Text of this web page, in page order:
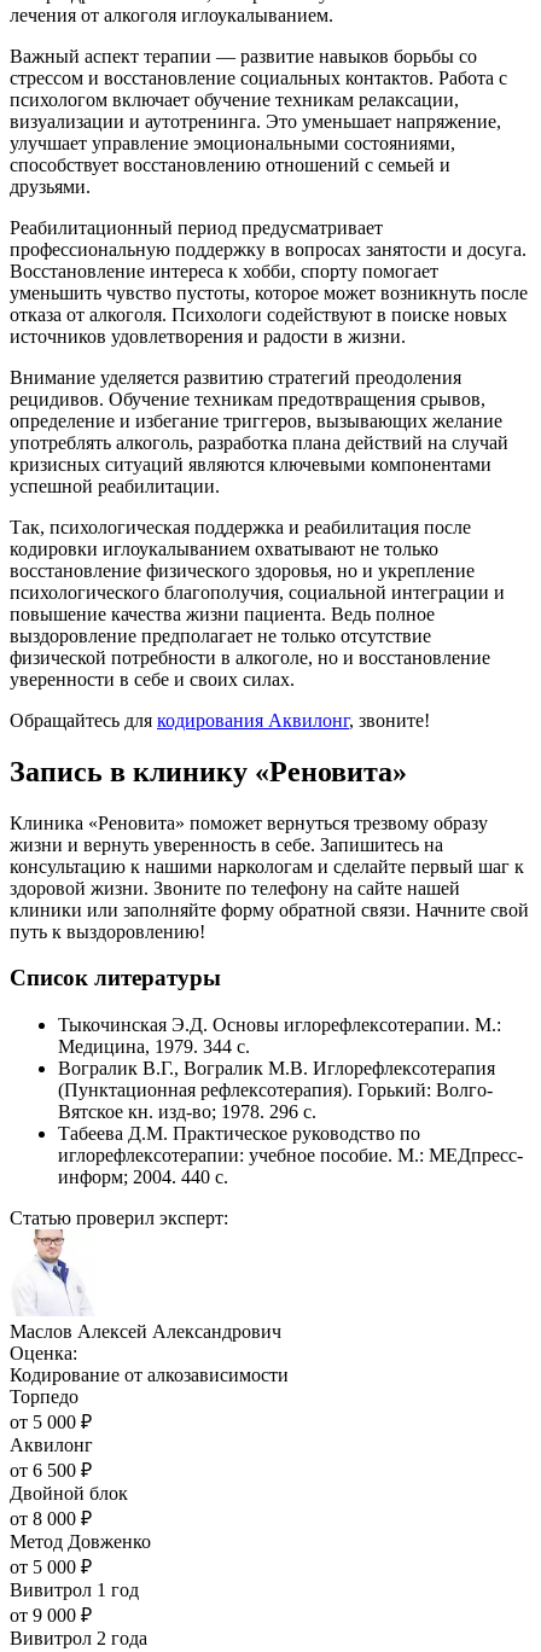
лечения от алкоголя иглоукалыванием.
Важный аспект терапии — развитие навыков борьбы со
стрессом и восстановление социальных контактов. Работа с
психологом включает обучение техникам релаксации,
визуализации и аутотренинга. Это уменьшает напряжение,
улучшает управление эмоциональными состояниями,
способствует восстановлению отношений с семьей и
друзьями.
Реабилитационный период предусматривает
профессиональную поддержку в вопросах занятости и досуга.
Восстановление интереса к хобби, спорту помогает
уменьшить чувство пустоты, которое может возникнуть после
отказа от алкоголя. Психологи содействуют в поиске новых
источников удовлетворения и радости в жизни.
Внимание уделяется развитию стратегий преодоления
рецидивов. Обучение техникам предотвращения срывов,
определение и избегание триггеров, вызывающих желание
употреблять алкоголь, разработка плана действий на случай
кризисных ситуаций являются ключевыми компонентами
успешной реабилитации.
Так, психологическая поддержка и реабилитация после
кодировки иглоукалыванием охватывают не только
восстановление физического здоровья, но и укрепление
психологического благополучия, социальной интеграции и
повышение качества жизни пациента. Ведь полное
выздоровление предполагает не только отсутствие
физической потребности в алкоголе, но и восстановление
уверенности в себе и своих силах.
Обращайтесь для кодирования Аквилонг, звоните!
Запись в клинику «Реновита»
Клиника «Реновита» поможет вернуться трезвому образу
жизни и вернуть уверенность в себе. Запишитесь на
консультацию к нашими наркологам и сделайте первый шаг к
здоровой жизни. Звоните по телефону на сайте нашей
клиники или заполняйте форму обратной связи. Начните свой
путь к выздоровлению!
Список литературы
Тыкочинская Э.Д. Основы иглорефлексотерапии. М.:
Медицина, 1979. 344 с.
Вогралик В.Г., Вогралик М.В. Иглорефлексотерапия
(Пунктационная рефлексотерапия). Горький: Волго-
Вятское кн. изд-во; 1978. 296 с.
Табеева Д.М. Практическое руководство по
иглорефлексотерапии: учебное пособие. М.: МЕДпресс-
информ; 2004. 440 с.
Статью проверил эксперт:
Маслов Алексей Александрович
Оценка:
Кодирование от алкозависимости
Торпедо
от 5 000 ₽
Аквилонг
от 6 500 ₽
Двойной блок
от 8 000 ₽
Метод Довженко
от 5 000 ₽
Вивитрол 1 год
от 9 000 ₽
Вивитрол 2 года